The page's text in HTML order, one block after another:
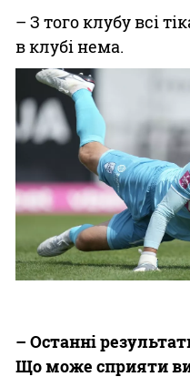
– З того клубу всі
в клубі нема.
– Останні
Що може сприяти